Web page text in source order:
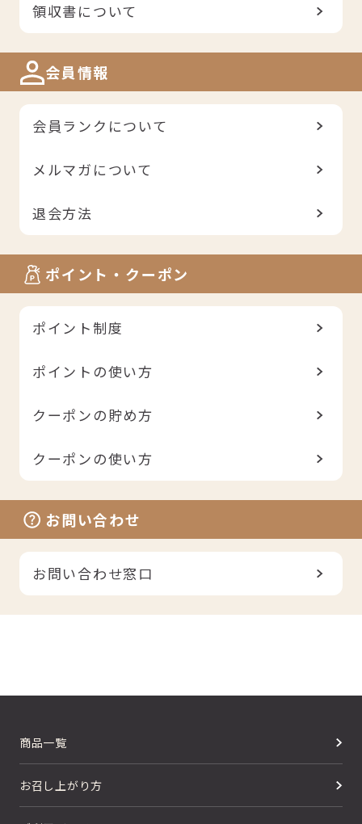
領収書について
会員情報
会員ランクについて
メルマガについて
退会方法
ポイント・クーポン
ポイント制度
ポイントの使い方
クーポンの貯め方
クーポンの使い方
お問い合わせ
お問い合わせ窓口
商品一覧
お召し上がり方